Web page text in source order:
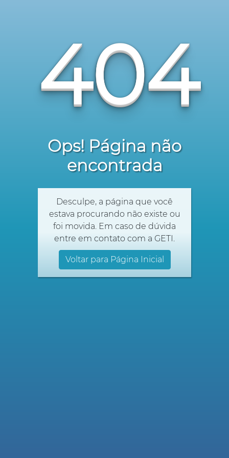
404
Ops! Página não
encontrada
Desculpe, a página que você
estava procurando não existe ou
foi movida. Em caso de dúvida
entre em contato com a GETI.
Voltar para Página Inicial